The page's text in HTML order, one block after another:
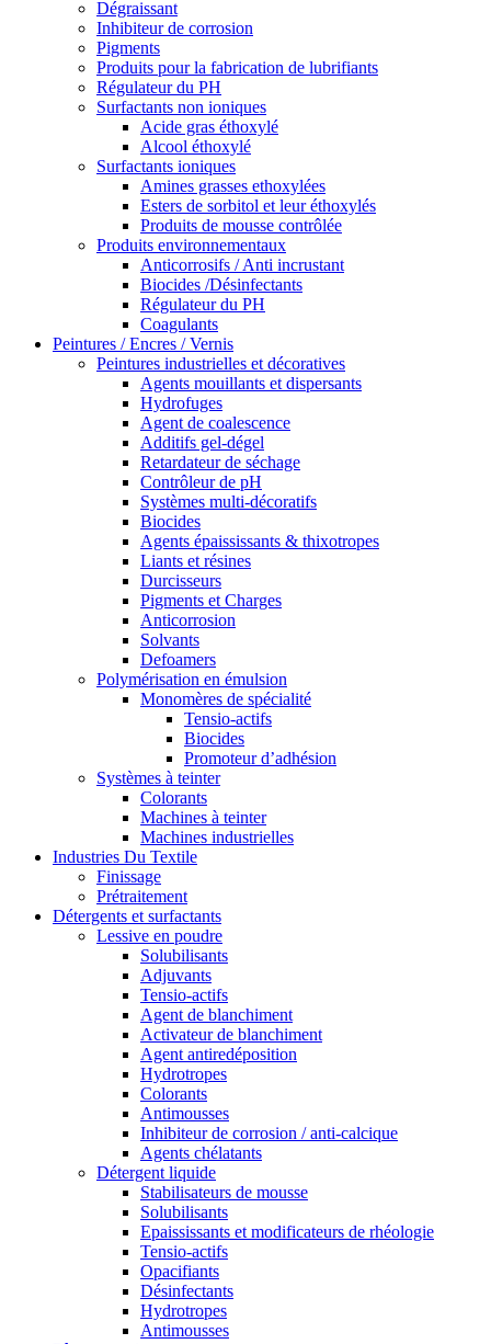
Dégraissant
Inhibiteur de corrosion
Pigments
Produits pour la fabrication de lubrifiants
Régulateur du PH
Surfactants non ioniques
Acide gras éthoxylé
Alcool éthoxylé
Surfactants ioniques
Amines grasses ethoxylées
Esters de sorbitol et leur éthoxylés
Produits de mousse contrôlée
Produits environnementaux
Anticorrosifs / Anti incrustant
Biocides /Désinfectants
Régulateur du PH
Coagulants
Peintures / Encres / Vernis
Peintures industrielles et décoratives
Agents mouillants et dispersants
Hydrofuges
Agent de coalescence
Additifs gel-dégel
Retardateur de séchage
Contrôleur de pH
Systèmes multi-décoratifs
Biocides
Agents épaississants & thixotropes
Liants et résines
Durcisseurs
Pigments et Charges
Anticorrosion
Solvants
Defoamers
Polymérisation en émulsion
Monomères de spécialité
Tensio-actifs
Biocides
Promoteur d’adhésion
Systèmes à teinter
Colorants
Machines à teinter
Machines industrielles
Industries Du Textile
Finissage
Prétraitement
Détergents et surfactants
Lessive en poudre
Solubilisants
Adjuvants
Tensio-actifs
Agent de blanchiment
Activateur de blanchiment
Agent antiredéposition
Hydrotropes
Colorants
Antimousses
Inhibiteur de corrosion / anti-calcique
Agents chélatants
Détergent liquide
Stabilisateurs de mousse
Solubilisants
Epaississants et modificateurs de rhéologie
Tensio-actifs
Opacifiants
Désinfectants
Hydrotropes
Antimousses